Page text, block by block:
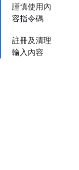
謹慎使用內
容指令碼
註冊及清理
輸入內容